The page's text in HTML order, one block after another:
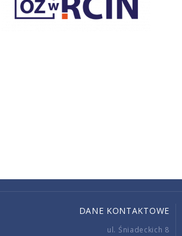
DANE KONTAKTOWE
ul. Śniadeckich 8